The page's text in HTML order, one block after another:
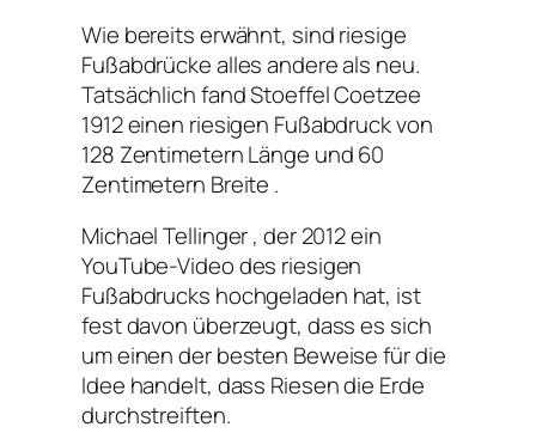
Wie bereits erwähnt, sind riesige
Fußabdrücke alles andere als neu.
Tatsächlich fand Stoeffel Coetzee
1912 einen riesigen Fußabdruck von
128 Zentimetern Länge und 60
Zentimetern Breite .
Michael Tellinger , der 2012 ein
YouTube-Video des riesigen
Fußabdrucks hochgeladen hat, ist
fest davon überzeugt, dass es sich
um einen der besten Beweise für die
Idee handelt, dass Riesen die Erde
durchstreiften.